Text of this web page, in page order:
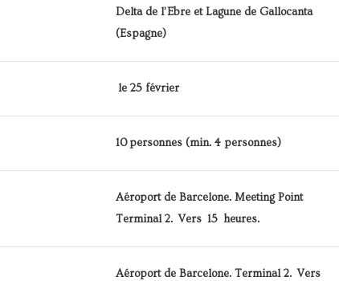
Delta de l’Ebre et Lagune de Gallocanta
(Espagne)
le 25 février
10 personnes (min. 4 personnes)
Aéroport de Barcelone. Meeting Point
Terminal 2. Vers 15 heures.
Aéroport de Barcelone. Terminal 2. Vers